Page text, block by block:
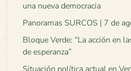
una nueva democracia
Panoramas SURCOS | 7 de
Bloque Verde: “La acción en
de esperanza”